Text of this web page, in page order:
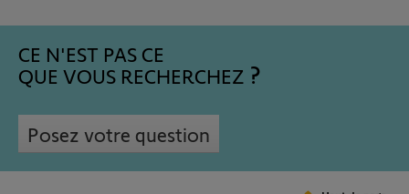
CE N'EST PAS CE
QUE VOUS RECHERCHEZ
Posez votre question